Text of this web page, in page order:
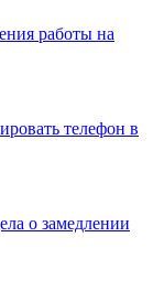
работы на
телефон в
о замедлении